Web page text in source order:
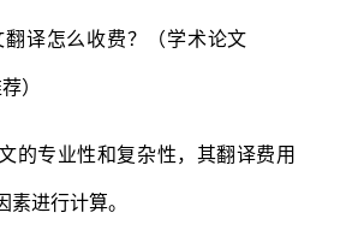
专业性和复杂性，其翻译费用
进行计算。